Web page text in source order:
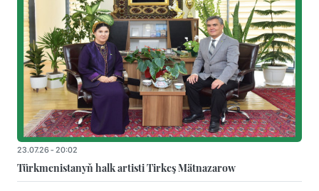
23.07.26 - 20:02
Türkmenistanyň halk artisti Tirkeş Mätnazarow